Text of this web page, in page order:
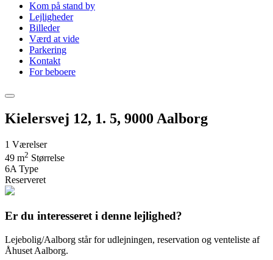
Kom på stand by
Lejligheder
Billeder
Værd at vide
Parkering
Kontakt
For beboere
Kielersvej 12, 1. 5, 9000 Aalborg
1 Værelser
49 m2 Størrelse
6A Type
Reserveret
Er du interesseret i denne lejlighed?
Lejebolig/Aalborg står for udlejningen, reservation og venteliste af
Åhuset Aalborg.